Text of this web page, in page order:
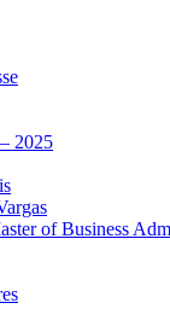
2025
of Business